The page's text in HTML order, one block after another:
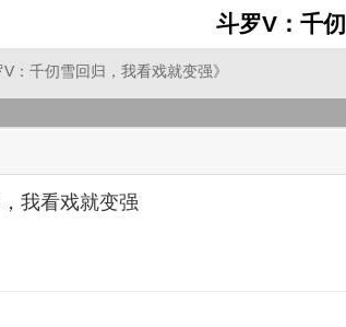
斗罗V：千
V：千仞雪回归，我看戏就变强》
我看戏就变强